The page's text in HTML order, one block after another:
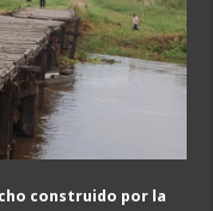
construido por la